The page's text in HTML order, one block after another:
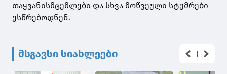
თაყვანისმცემლები და სხვა მოწვეული სტუმრები
ესწრებოდნენ.
მსგავსი სიახლეები